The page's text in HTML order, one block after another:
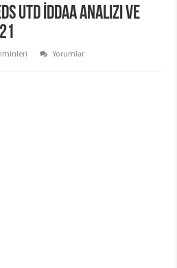
Utd İddaa Analizi ve
Yorumlar